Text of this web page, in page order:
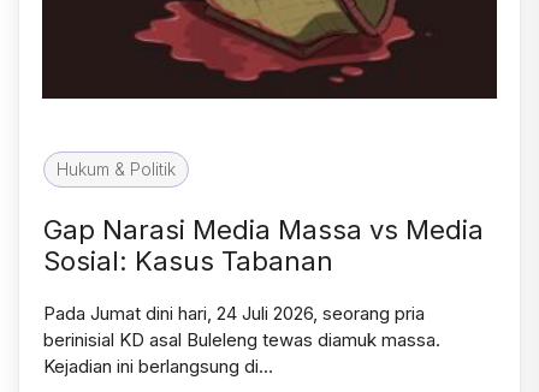
Hukum & Politik
Gap Narasi Media Massa vs Media
Sosial: Kasus Tabanan
Pada Jumat dini hari, 24 Juli 2026, seorang pria
berinisial KD asal Buleleng tewas diamuk massa.
Kejadian ini berlangsung di…